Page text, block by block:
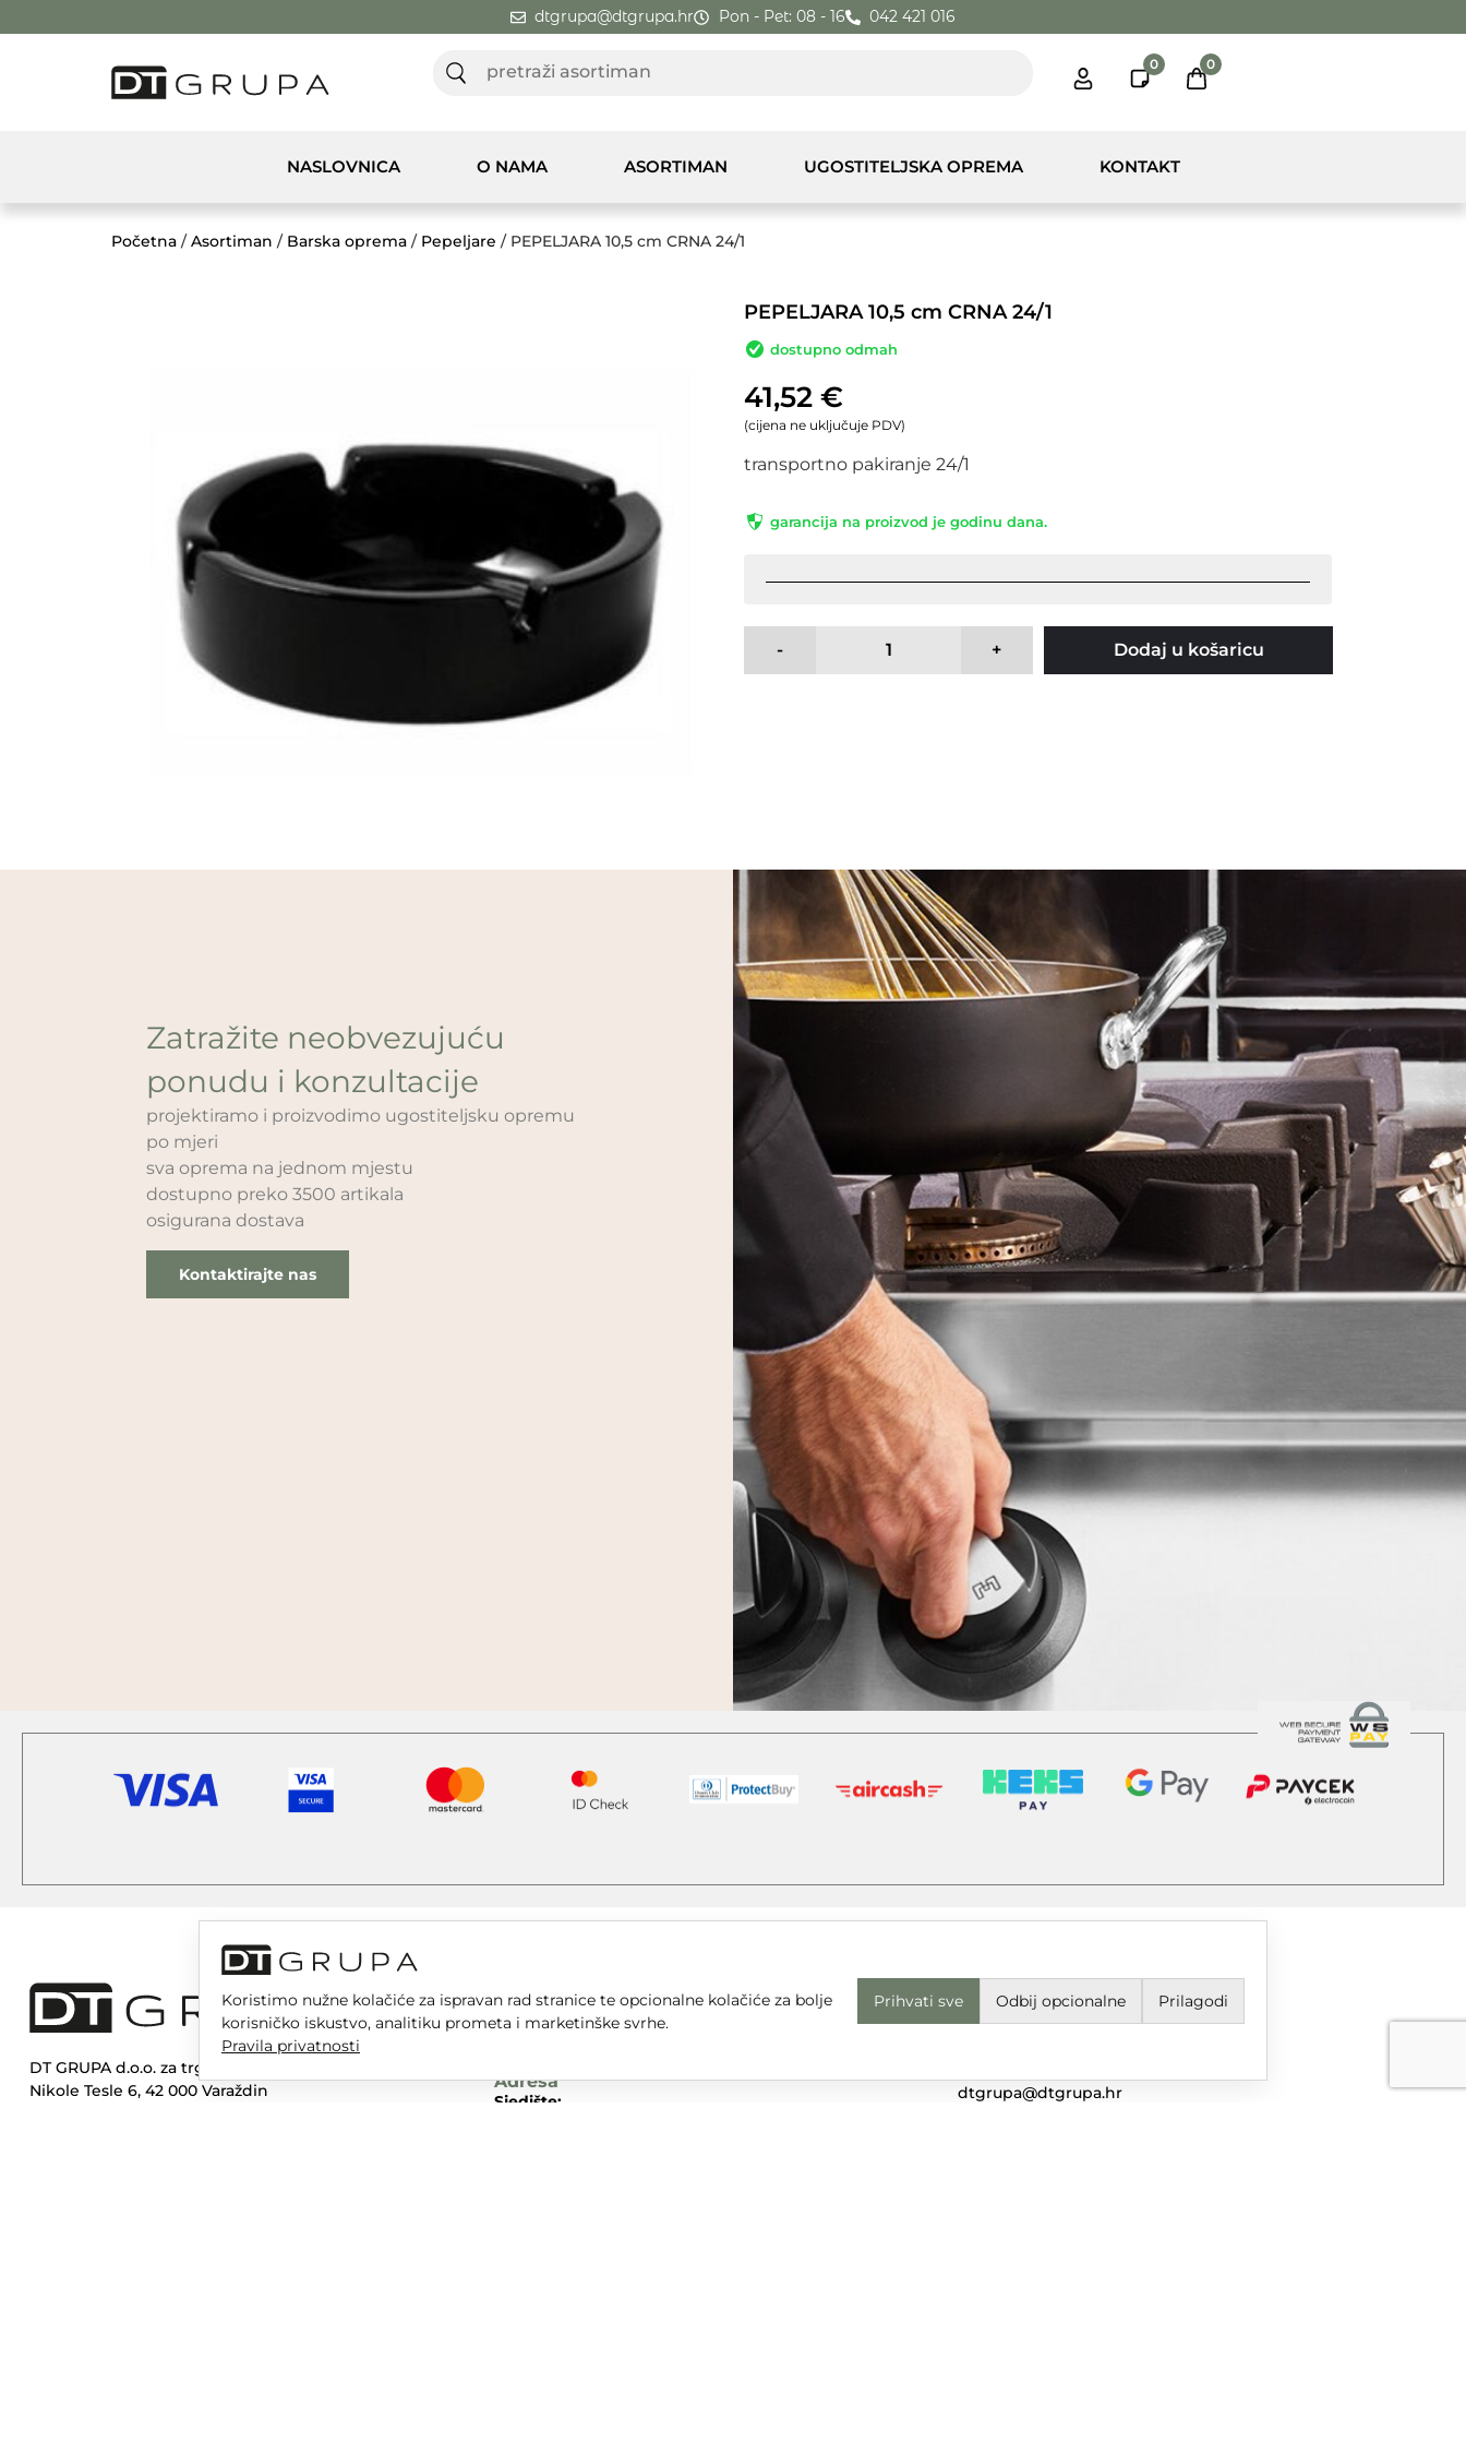
dtgrupa@dtgrupa.hr Pon - Pet: 08 - 16 042 421 016
0 0
NASLOVNICA O NAMA ASORTIMAN UGOSTITELJSKA OPREMA KONTAKT
Početna /Asortiman / Barska oprema / Pepeljare / PEPELJARA 10,5 cm CRNA 24/1
PEPELJARA 10,5 cm CRNA 24/1
dostupno odmah
41,52 €
(cijena ne uključuje PDV)
transportno pakiranje 24/1
garancija na proizvod je godinu dana.
- + Dodaj u košaricu
Zatražite neobvezujuću
ponudu i konzultacije
projektiramo i proizvodimo ugostiteljsku opremu
po mjeri
sva oprema na jednom mjestu
dostupno preko 3500 artikala
osigurana dostava
Kontaktirajte nas
DT GRUPA d.o.o. za trgovinu i usluge
Nikole Tesle 6, 42 000 Varaždin
Radno vrijeme
Pon - Pet: 08 - 16
Adresa
Sjedište:
Uvjeti korištenja i odredbe
dtgrupa@dtgrupa.hr
Koristimo nužne kolačiće za ispravan rad stranice te opcionalne kolačiće za bolje
korisničko iskustvo, analitiku prometa i marketinške svrhe.
Pravila privatnosti
Prihvati sve Odbij opcionalne Prilagodi